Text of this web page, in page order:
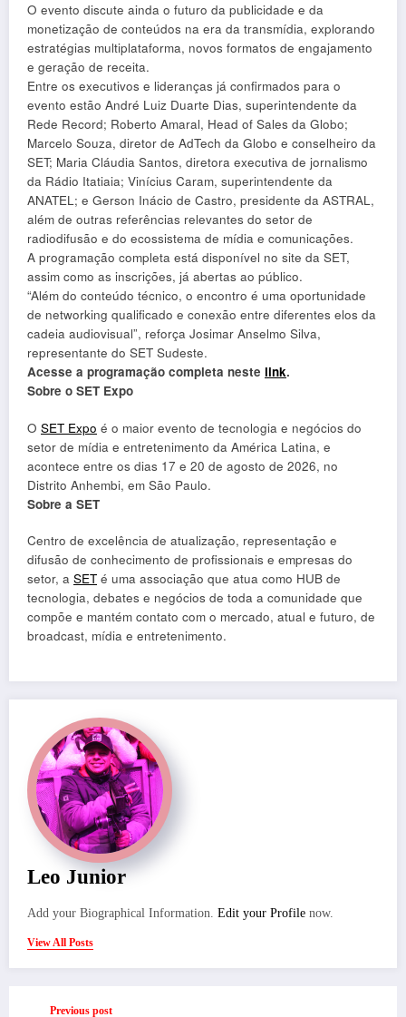
O evento discute ainda o futuro da publicidade e da
monetização de conteúdos na era da transmídia, explorando
estratégias multiplataforma, novos formatos de engajamento
e geração de receita.
Entre os executivos e lideranças já confirmados para o
evento estão André Luiz Duarte Dias, superintendente da
Rede Record; Roberto Amaral, Head of Sales da Globo;
Marcelo Souza, diretor de AdTech da Globo e conselheiro da
SET; Maria Cláudia Santos, diretora executiva de jornalismo
da Rádio Itatiaia; Vinícius Caram, superintendente da
ANATEL; e Gerson Inácio de Castro, presidente da ASTRAL,
além de outras referências relevantes do setor de
radiodifusão e do ecossistema de mídia e comunicações.
A programação completa está disponível no site da SET,
assim como as inscrições, já abertas ao público.
“Além do conteúdo técnico, o encontro é uma oportunidade
de networking qualificado e conexão entre diferentes elos da
cadeia audiovisual”, reforça Josimar Anselmo Silva,
representante do SET Sudeste.
Acesse a programação completa neste link.
Sobre o SET Expo
O SET Expo é o maior evento de tecnologia e negócios do
setor de mídia e entretenimento da América Latina, e
acontece entre os dias 17 e 20 de agosto de 2026, no
Distrito Anhembi, em São Paulo.
Sobre a SET
Centro de excelência de atualização, representação e
difusão de conhecimento de profissionais e empresas do
setor, a SET é uma associação que atua como HUB de
tecnologia, debates e negócios de toda a comunidade que
compõe e mantém contato com o mercado, atual e futuro, de
broadcast, mídia e entretenimento.
Leo Junior
Add your Biographical Information. Edit your Profile now.
View All Posts
Previous post